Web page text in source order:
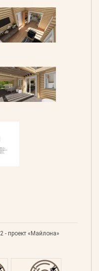
- проект «Майлона»
180Оциліндрований 200